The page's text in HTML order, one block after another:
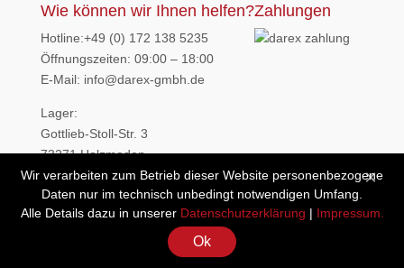
Produktseite
gewählt
werden
Wie können wir Ihnen helfen?
Hotline:+49 (0) 172 138 5235
Öffnungszeiten: 09:00 – 18:00
E-Mail: info@darex-gmbh.de
Lager:
Gottlieb-Stoll-Str. 3
73271 Holzmaden
DEUTSCHLAND
Zahlungen
Developed with ❤ byNETZhelfer|WERBEEINFACH
Withdrawal of Contract
×
Wir verarbeiten zum Betrieb dieser Website personenbezogene
Daten nur im technisch unbedingt notwendigen Umfang.
Alle Details dazu in unserer Datenschutzerklärung | Impressum.
Ok